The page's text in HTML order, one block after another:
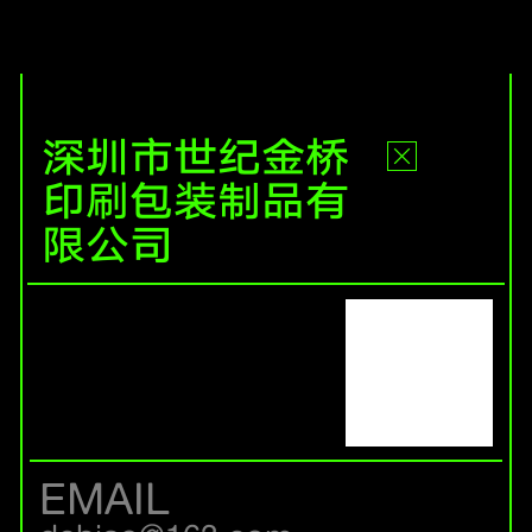
深圳市世纪金桥
印刷包装制品有
限公司
EMAIL